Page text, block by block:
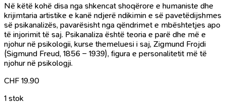
Në këtë kohë disa nga shkencat shoqërore e humaniste dhe
krijimtaria artistike e kanë ndjerë ndikimin e së pavetëdijshmes
së psikanalizës, pavarësisht nga qëndrimet e mbështetjes apo
të injorimit të saj. Psikanaliza është teoria e parë dhe më e
njohur në psikologii, kurse themeluesi i saj, Zigmund Frojdi
(Sigmund Freud, 1856 – 1939), figura e personalitetit më të
njohur në psikologji.
CHF 19.90
1 stok